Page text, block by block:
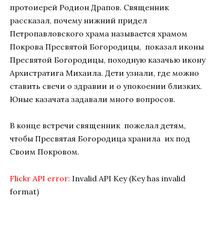
протоиерей Родион Драпов. Священник
рассказал, почему нижний придел
Петропавловского храма называется храмом
Покрова Пресвятой Богородицы, показал иконы
Пресвятой Богородицы, походную казачью икону
Архистратига Михаила. Дети узнали, где можно
ставить свечи о здравии и о упокоении близких.
Юные казачата задавали много вопросов.
В конце встречи священник пожелал детям,
чтобы Пресвятая Богородица хранила их под
Своим Покровом.
Flickr API error: Invalid API Key (Key has invalid
format)